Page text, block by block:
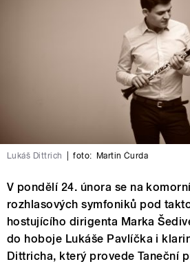
Lukáš Dittrich foto: Martin Čurda
V pondělí 24. února se na
rozhlasových symfoniků pod
hostujícího dirigenta Marka
do hoboje Lukáše Pavlíčka i
Dittricha, který provede Taneční